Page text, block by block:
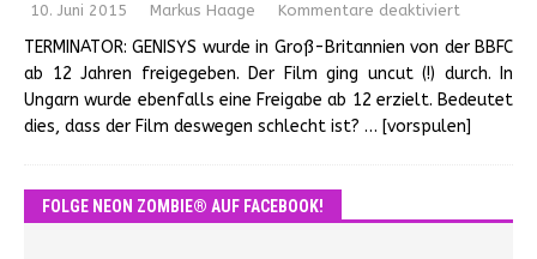
10. Juni 2015 Markus Haage Kommentare deaktiviert
TERMINATOR: GENISYS wurde in Groß-Britannien von der BBFC
ab 12 Jahren freigegeben. Der Film ging uncut (!) durch. In
Ungarn wurde ebenfalls eine Freigabe ab 12 erzielt. Bedeutet
dies, dass der Film deswegen schlecht ist? … [vorspulen]
FOLGE NEON ZOMBIE® AUF FACEBOOK!